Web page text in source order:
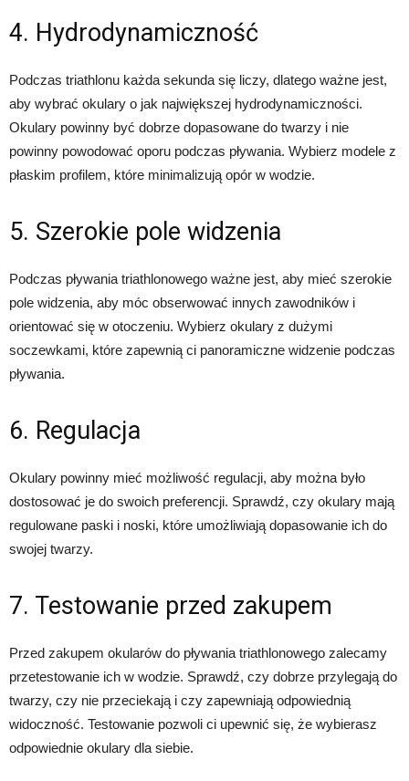
4. Hydrodynamiczność
Podczas triathlonu każda sekunda się liczy, dlatego ważne jest,
aby wybrać okulary o jak największej hydrodynamiczności.
Okulary powinny być dobrze dopasowane do twarzy i nie
powinny powodować oporu podczas pływania. Wybierz modele z
płaskim profilem, które minimalizują opór w wodzie.
5. Szerokie pole widzenia
Podczas pływania triathlonowego ważne jest, aby mieć szerokie
pole widzenia, aby móc obserwować innych zawodników i
orientować się w otoczeniu. Wybierz okulary z dużymi
soczewkami, które zapewnią ci panoramiczne widzenie podczas
pływania.
6. Regulacja
Okulary powinny mieć możliwość regulacji, aby można było
dostosować je do swoich preferencji. Sprawdź, czy okulary mają
regulowane paski i noski, które umożliwiają dopasowanie ich do
swojej twarzy.
7. Testowanie przed zakupem
Przed zakupem okularów do pływania triathlonowego zalecamy
przetestowanie ich w wodzie. Sprawdź, czy dobrze przylegają do
twarzy, czy nie przeciekają i czy zapewniają odpowiednią
widoczność. Testowanie pozwoli ci upewnić się, że wybierasz
odpowiednie okulary dla siebie.